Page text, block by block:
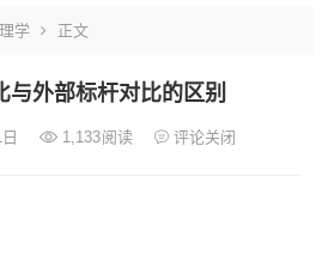
学 正文
与外部标杆对比的区别
1,133阅读 评论关闭